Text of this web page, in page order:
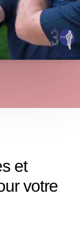
et
votre